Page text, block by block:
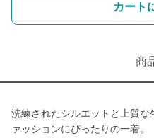
カート
商
洗練されたシルエットと上質
ァッションにぴったりの一着。